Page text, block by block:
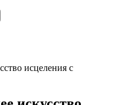
исцеления с